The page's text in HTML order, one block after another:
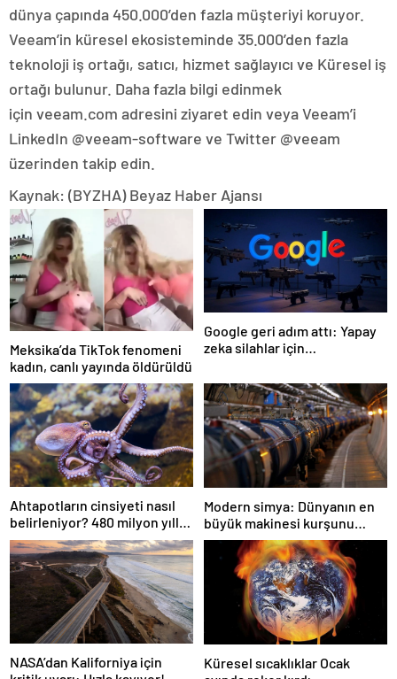
dünya çapında 450.000’den fazla müşteriyi koruyor.
Veeam’in küresel ekosisteminde 35.000’den fazla
teknoloji iş ortağı, satıcı, hizmet sağlayıcı ve Küresel iş
ortağı bulunur. Daha fazla bilgi edinmek
için veeam.com adresini ziyaret edin veya Veeam’i
LinkedIn @veeam-software ve Twitter @veeam
üzerinden takip edin.
Kaynak: (BYZHA) Beyaz Haber Ajansı
Meksika’da TikTok fenomeni
kadın, canlı yayında öldürüldü
Google geri adım attı: Yapay
zeka silahlar için
Ahtapotların cinsiyeti nasıl
belirleniyor? 480 milyon yıllık
gizem çözüldü
Modern simya: Dünyanın en
büyük makinesi kurşunu
altına dönüştürdü
NASA’dan Kaliforniya için
Küresel sıcaklıklar Ocak